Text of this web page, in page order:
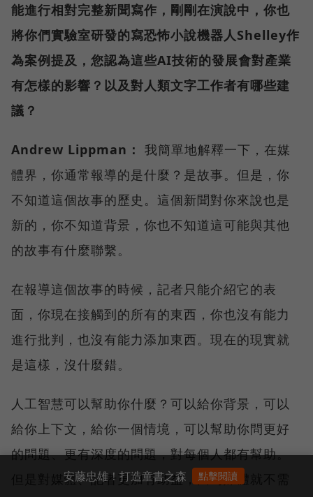
能進行相對完整新聞寫作，剛剛在演說中，你也
將你們實驗室研發的寫恐怖小說機器人Shelley作
為案例提及，您認為這些AI技術的發展會對產業
有怎樣的影響？以及對人類文字工作者有哪些建
議？
Andrew Lippman： 我簡單地解釋一下，在媒
體界，你通常報導的是什麼？是故事。但是，你
不知道這個故事的歷史。這個新聞對你來說也是
新的，你不知道背景，你也不知道這可能與其他
的故事有什麼聯繫。
在報導這個故事的時候，記者只能介紹它的表
面，你現在接觸到的所有的東西，你也沒有能力
進行批判，也沒有能力添加東西。現在的現實就
是這樣，沒什麼錯。
人工智慧可以幫助你什麼？可以給你背景，可以
給你上下文，給你一個情境，可以幫助你問更好
的問題、更有深度的問題，對每個人都有幫助。
但是對媒體、記者更加有助益，因為媒體就不需
安藤忠雄！打造童書之森 點擊閱讀